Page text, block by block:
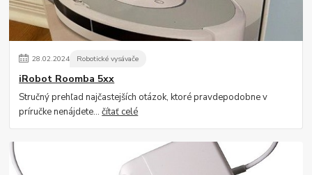
28.02.2024 Robotické vysávače
iRobot Roomba 5xx
Stručný prehľad najčastejších otázok, ktoré pravdepodobne v
príručke nenájdete...čítať celé